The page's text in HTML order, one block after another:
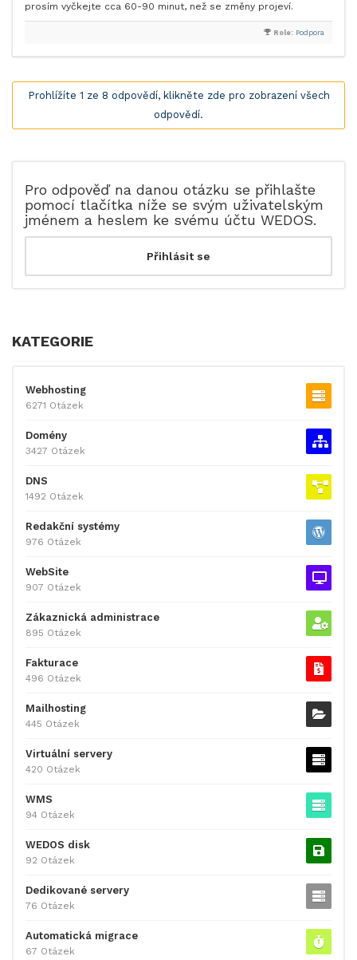
prosím vyčkejte cca 60-90 minut, než se změny projeví.
Role: Podpora
Prohlížíte 1 ze 8 odpovědí, klikněte zde pro zobrazení všech
odpovědí.
Pro odpověď na danou otázku se přihlašte
pomocí tlačítka níže se svým uživatelským
jménem a heslem ke svému účtu WEDOS.
KATEGORIE
Webhosting
6271 Otázek
Domény
3427 Otázek
DNS
1492 Otázek
Redakční systémy
976 Otázek
WebSite
907 Otázek
Zákaznická administrace
895 Otázek
Fakturace
496 Otázek
Mailhosting
445 Otázek
Virtuální servery
420 Otázek
WMS
94 Otázek
WEDOS disk
92 Otázek
Dedikované servery
76 Otázek
Automatická migrace
67 Otázek